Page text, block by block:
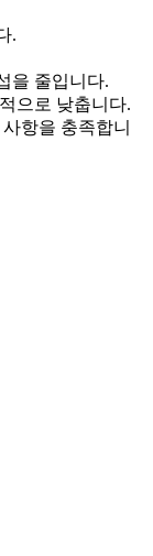
.
을 줄입니다.
으로 낮춥니다.
항을 충족합니